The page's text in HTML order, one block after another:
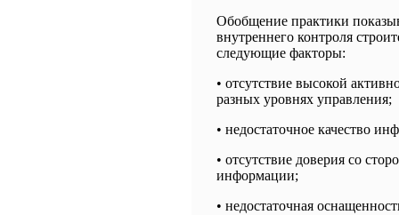
Обобщение практики
внутреннего контроля
следующие факторы:
• отсутствие высокой
разных уровнях управления;
• недостаточное качество
• отсутствие доверия со
информации;
• недостаточная